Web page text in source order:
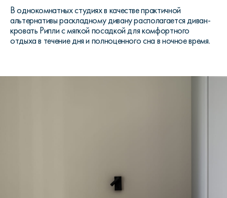
В однокомнатных студиях в качестве практичной
альтернативы раскладному дивану располагается диван-
кровать Рипли с мягкой посадкой для комфортного
отдыха в течение дня и полноценного сна в ночное время.